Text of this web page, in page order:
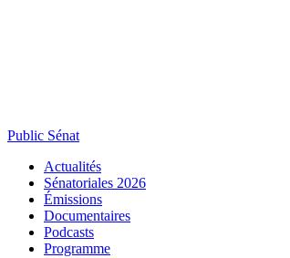
Public Sénat
Actualités
Sénatoriales 2026
Émissions
Documentaires
Podcasts
Programme